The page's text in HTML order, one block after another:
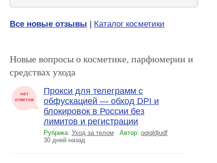
Все новые отзывы | Каталог косметики
Новые вопросы о косметике, парфюмерии и
средствах ухода
нет
ответов
Прокси для телеграмм с
обфускацией — обход DPI и
блокировок в России без
лимитов и регистрации
Рубрика: Уход за телом Автор: oqiqldjudf
30 дней назад